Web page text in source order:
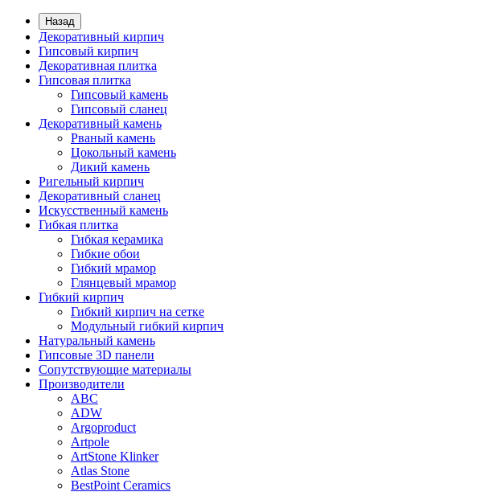
Назад
Декоративный кирпич
Гипсовый кирпич
Декоративная плитка
Гипсовая плитка
Гипсовый камень
Гипсовый сланец
Декоративный камень
Рваный камень
Цокольный камень
Дикий камень
Ригельный кирпич
Декоративный сланец
Искусственный камень
Гибкая плитка
Гибкая керамика
Гибкие обои
Гибкий мрамор
Глянцевый мрамор
Гибкий кирпич
Гибкий кирпич на сетке
Модульный гибкий кирпич
Натуральный камень
Гипсовые 3D панели
Сопутствующие материалы
Производители
ABC
ADW
Argoproduct
Artpole
ArtStone Klinker
Atlas Stone
BestPoint Ceramics